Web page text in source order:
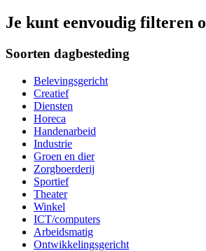
Je kunt eenvoudig filteren
Soorten dagbesteding
Belevingsgericht
Creatief
Diensten
Horeca
Handenarbeid
Industrie
Groen en dier
Zorgboerderij
Sportief
Theater
Winkel
ICT/computers
Arbeidsmatig
Ontwikkelingsgericht